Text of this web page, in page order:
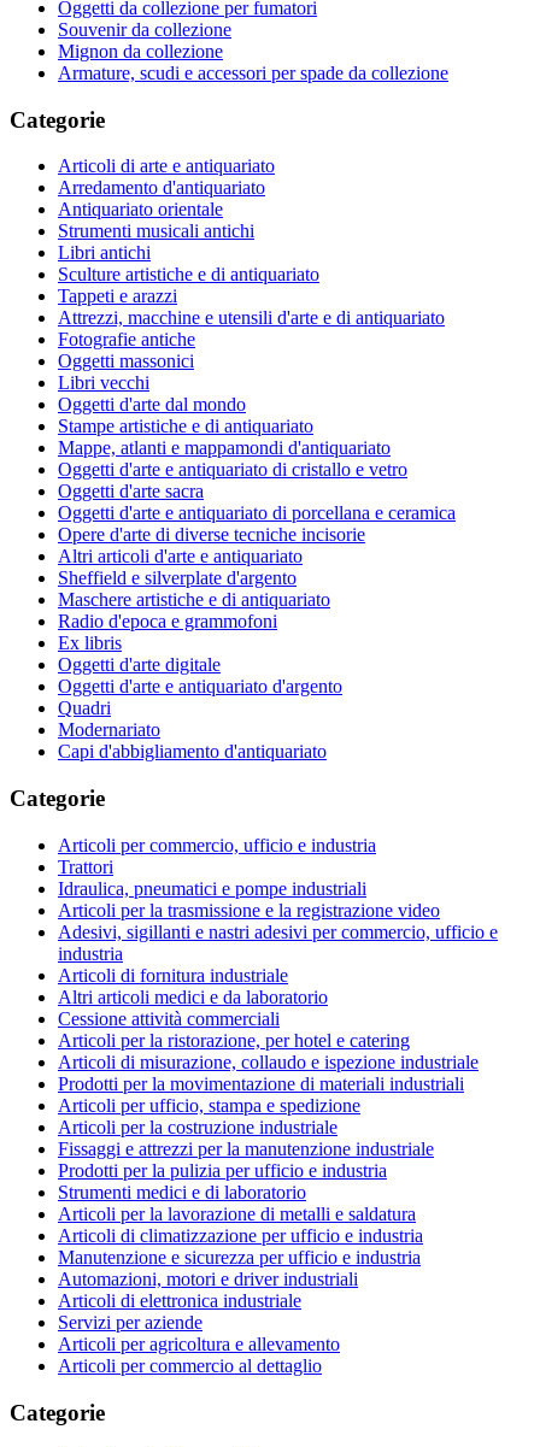
Oggetti da collezione per fumatori
Souvenir da collezione
Mignon da collezione
Armature, scudi e accessori per spade da collezione
Categorie
Articoli di arte e antiquariato
Arredamento d'antiquariato
Antiquariato orientale
Strumenti musicali antichi
Libri antichi
Sculture artistiche e di antiquariato
Tappeti e arazzi
Attrezzi, macchine e utensili d'arte e di antiquariato
Fotografie antiche
Oggetti massonici
Libri vecchi
Oggetti d'arte dal mondo
Stampe artistiche e di antiquariato
Mappe, atlanti e mappamondi d'antiquariato
Oggetti d'arte e antiquariato di cristallo e vetro
Oggetti d'arte sacra
Oggetti d'arte e antiquariato di porcellana e ceramica
Opere d'arte di diverse tecniche incisorie
Altri articoli d'arte e antiquariato
Sheffield e silverplate d'argento
Maschere artistiche e di antiquariato
Radio d'epoca e grammofoni
Ex libris
Oggetti d'arte digitale
Oggetti d'arte e antiquariato d'argento
Quadri
Modernariato
Capi d'abbigliamento d'antiquariato
Categorie
Articoli per commercio, ufficio e industria
Trattori
Idraulica, pneumatici e pompe industriali
Articoli per la trasmissione e la registrazione video
Adesivi, sigillanti e nastri adesivi per commercio, ufficio e
industria
Articoli di fornitura industriale
Altri articoli medici e da laboratorio
Cessione attività commerciali
Articoli per la ristorazione, per hotel e catering
Articoli di misurazione, collaudo e ispezione industriale
Prodotti per la movimentazione di materiali industriali
Articoli per ufficio, stampa e spedizione
Articoli per la costruzione industriale
Fissaggi e attrezzi per la manutenzione industriale
Prodotti per la pulizia per ufficio e industria
Strumenti medici e di laboratorio
Articoli per la lavorazione di metalli e saldatura
Articoli di climatizzazione per ufficio e industria
Manutenzione e sicurezza per ufficio e industria
Automazioni, motori e driver industriali
Articoli di elettronica industriale
Servizi per aziende
Articoli per agricoltura e allevamento
Articoli per commercio al dettaglio
Categorie